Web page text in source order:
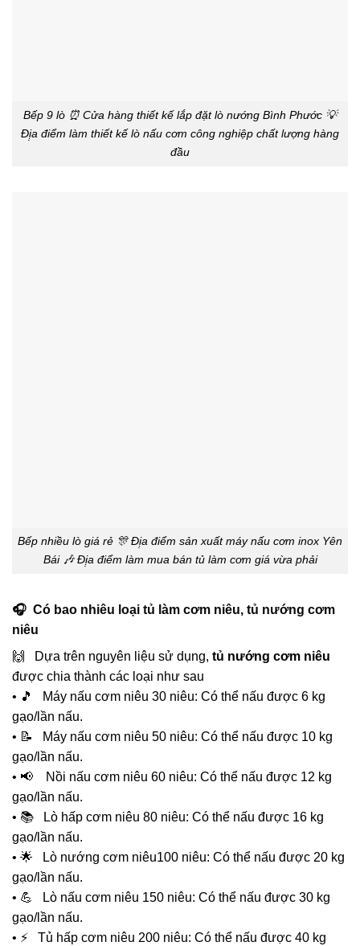
Bếp 9 lò ⏰ Cửa hàng thiết kế lắp đặt lò nướng Bình Phước 💡
Đị̣a điểm làm thiết kế lò nấu cơm công nghiệp chất lượng hàng
đầu
Bếp nhiều lò giá rẻ 🎊 Đị̣a điểm sản xuất máy nấu cơm inox Yên
Bái 🎶 Đị̣a điểm làm mua bán tủ làm cơm giá vừa phải
🎧 Có bao nhiêu loại tủ làm cơm niêu, tủ nướng cơm
niêu
🙌 Dựa trên nguyên liệu sử dụng, tủ nướng cơm niêu
được chia thành các loại như sau
• 🎵 Máy nấu cơm niêu 30 niêu: Có thể nấu được 6 kg
gạo/lần nấu.
• 📝 Máy nấu cơm niêu 50 niêu: Có thể nấu được 10 kg
gạo/lần nấu.
• 📢 Nồi nấu cơm niêu 60 niêu: Có thể nấu được 12 kg
gạo/lần nấu.
• 📚 Lò hấp cơm niêu 80 niêu: Có thể nấu được 16 kg
gạo/lần nấu.
• 🌟 Lò nướng cơm niêu100 niêu: Có thể nấu được 20 kg
gạo/lần nấu.
• 💪 Lò nấu cơm niêu 150 niêu: Có thể nấu được 30 kg
gạo/lần nấu.
• ⚡ Tủ hấp cơm niêu 200 niêu: Có thể nấu được 40 kg